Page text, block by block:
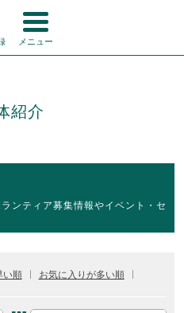
メニュー
紹介
ンティア募集情報やイベント・セ
い順 お気に入りが多い順